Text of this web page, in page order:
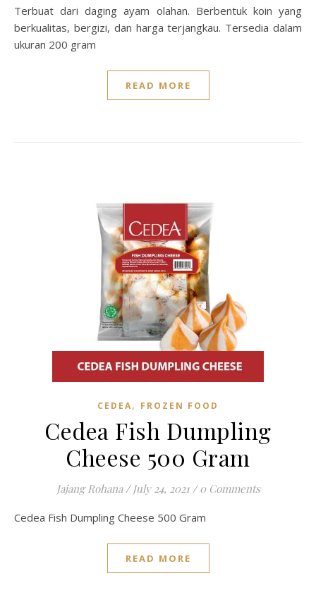
Terbuat dari daging ayam olahan. Berbentuk koin yang
berkualitas, bergizi, dan harga terjangkau. Tersedia dalam
ukuran 200 gram
READ MORE
CEDEA, FROZEN FOOD
Cedea Fish Dumpling
Cheese 500 Gram
Jajang Rohana / July 24, 2021 / 0 Comments
Cedea Fish Dumpling Cheese 500 Gram
READ MORE